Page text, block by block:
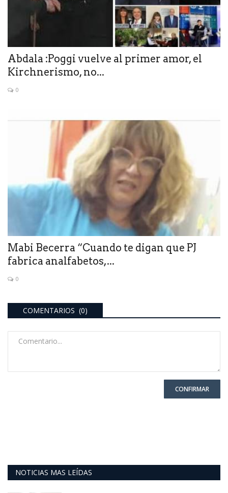
Abdala :Poggi vuelve al primer amor, el
Kirchnerismo, no...
0
Mabi Becerra “Cuando te digan que PJ
fabrica analfabetos,...
0
COMENTARIOS (0)
CONFIRMAR
NOTICIAS MAS LEÍDAS